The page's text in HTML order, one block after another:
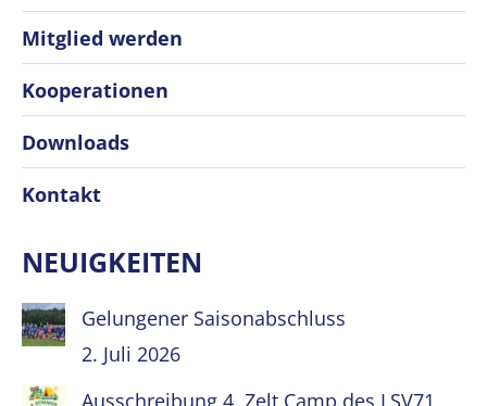
Mitglied werden
Kooperationen
Downloads
Kontakt
NEUIGKEITEN
Gelungener Saisonabschluss
2. Juli 2026
Ausschreibung 4. Zelt Camp des LSV71